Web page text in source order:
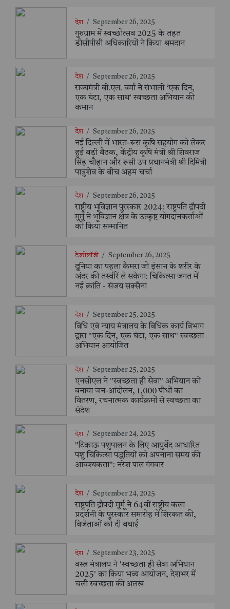
देश / September 26, 2025
गुरुग्राम में स्वच्छोत्सव 2025 के तहत
डीसीपीसी अधिकारियों ने किया श्रमदान
देश / September 26, 2025
राज्यमंत्री बी.एल. वर्मा ने संभाली ‘एक दिन,
एक घंटा, एक साथ’ स्वच्छता अभियान की
कमान
देश / September 26, 2025
नई दिल्ली में भारत-रूस कृषि सहयोग को लेकर
हुई बड़ी बैठक, केंद्रीय कृषि मंत्री श्री शिवराज
सिंह चौहान और रूसी उप प्रधानमंत्री श्री दिमित्री
पात्रुशेव के बीच अहम चर्चा
देश / September 26, 2025
राष्ट्रीय भूविज्ञान पुरस्कार 2024: राष्ट्रपति द्रौपदी
मुर्मु ने भूविज्ञान क्षेत्र के उत्कृष्ट योगदानकर्ताओं
को किया सम्मानित
टेक्नोलॉजी / September 26, 2025
दुनिया का पहला कैमरा जो इंसान के शरीर के
अंदर की तस्वीरें ले सकेगा: चिकित्सा जगत में
नई क्रांति - संजय सक्सैना
देश / September 25, 2025
विधि एवं न्याय मंत्रालय के विधिक कार्य विभाग
द्वारा "एक दिन, एक घंटा, एक साथ" स्वच्छता
अभियान आयोजित
देश / September 25, 2025
एनसीएल ने "स्वच्छता ही सेवा" अभियान को
बनाया जन-आंदोलन, 1,000 पौधों का
वितरण, रचनात्मक कार्यक्रमों से स्वच्छता का
संदेश
देश / September 24, 2025
"टिकाऊ पशुपालन के लिए आयुर्वेद आधारित
पशु चिकित्सा पद्धतियों को अपनाना समय की
आवश्यकता": नरेश पाल गंगवार
देश / September 24, 2025
राष्ट्रपति द्रौपदी मुर्मू ने 64वीं राष्ट्रीय कला
प्रदर्शनी के पुरस्कार समारोह में शिरकत की,
विजेताओं को दी बधाई
देश / September 23, 2025
वस्त्र मंत्रालय ने 'स्वच्छता ही सेवा अभियान
2025' का किया भव्य आयोजन, देशभर में
चली स्वच्छता की अलख